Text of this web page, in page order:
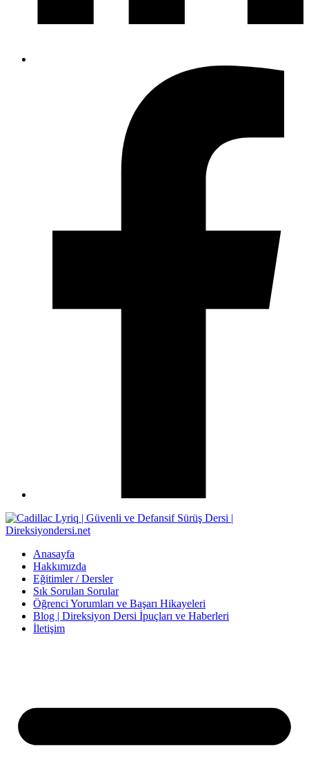
Anasayfa
Hakkımızda
Eğitimler / Dersler
Sık Sorulan Sorular
Öğrenci Yorumları ve Başarı Hikayeleri
Blog | Direksiyon Dersi İpuçları ve Haberleri
İletişim